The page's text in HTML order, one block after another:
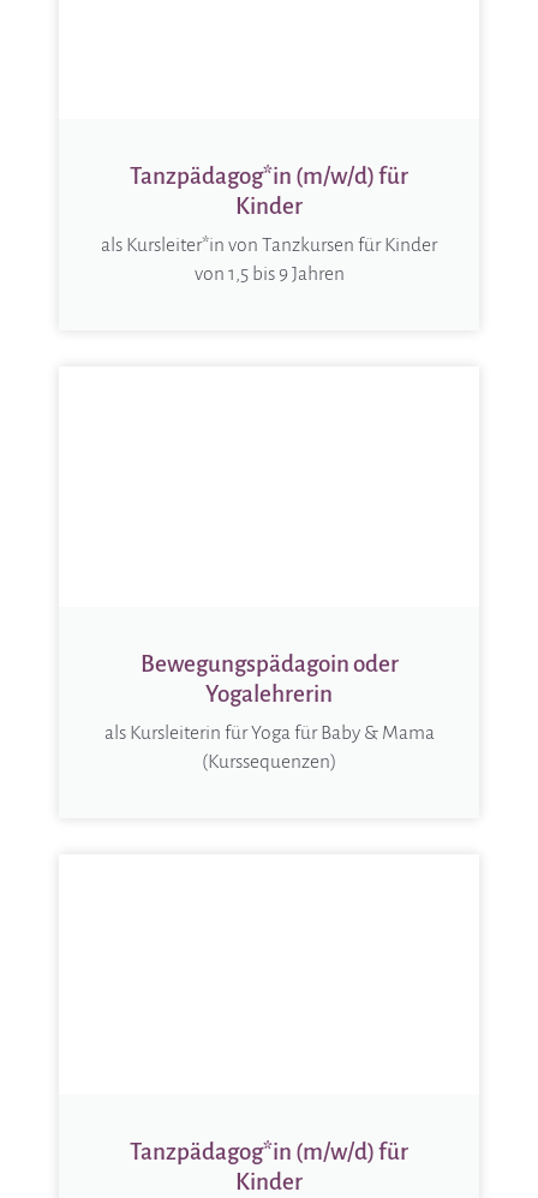
Tanzpädagog*in (m/w/d) für
Kinder
als Kursleiter*in von Tanzkursen für Kinder
von 1,5 bis 9 Jahren
Bewegungspädagoin oder
Yogalehrerin
als Kursleiterin für Yoga für Baby & Mama
(Kurssequenzen)
Tanzpädagog*in (m/w/d) für
Kinder